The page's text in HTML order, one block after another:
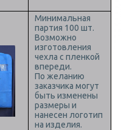
Минимальная
партия 100 шт.
Возможно
изготовления
чехла с пленкой
впереди.
По желанию
заказчика могут
быть изменены
размеры и
нанесен логотип
на изделия.